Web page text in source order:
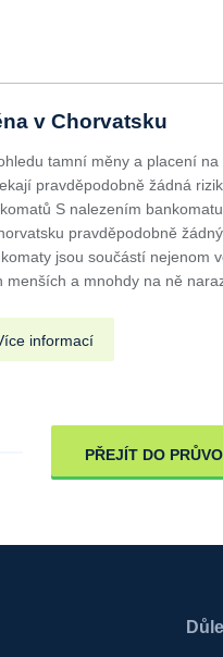
v Chorvatsku
tamní měny a placení na
pravděpodobně žádná
S nalezením
pravděpodobně žádný
jsou součástí nejenom
menších a mnohdy na ně
informací
PŘEJÍT DO